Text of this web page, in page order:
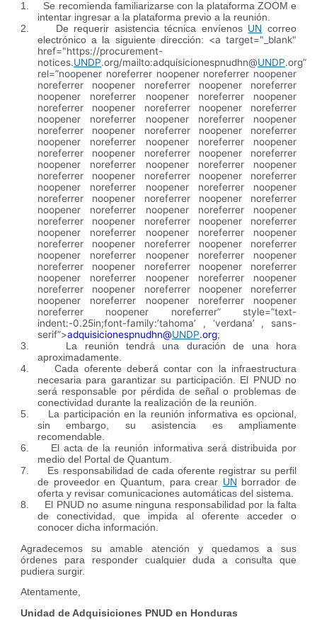
1.
Se recomienda familiarizarse con la plataforma ZOOM e
intentar ingresar a la plataforma previo a la reunión.
2. De requerir asistencia técnica envíenos UN
correo
electrónico a la siguiente dirección: <a target="_blank"
href="https://procurement-
notices.UNDP.org/mailto:adquisicionespnudhn@UNDP.org”
rel=”noopener noreferrer noopener noreferrer noopener
noreferrer noopener noreferrer noopener noreferrer
noopener noreferrer noopener noreferrer noopener
noreferrer noopener noreferrer noopener noreferrer
noopener noreferrer noopener noreferrer noopener
noreferrer noopener noreferrer noopener noreferrer
noopener noreferrer noopener noreferrer noopener
noreferrer noopener noreferrer noopener noreferrer
noopener noreferrer noopener noreferrer noopener
noreferrer noopener noreferrer noopener noreferrer
noopener noreferrer noopener noreferrer noopener
noreferrer noopener noreferrer noopener noreferrer
noopener noreferrer noopener noreferrer noopener
noreferrer noopener noreferrer noopener noreferrer
noopener noreferrer noopener noreferrer noopener
noreferrer noopener noreferrer noopener noreferrer
noopener noreferrer noopener noreferrer noopener
noreferrer noopener noreferrer noopener noreferrer
noopener noreferrer noopener noreferrer noopener
noreferrer noopener noreferrer noopener noreferrer
noopener noreferrer noopener noreferrer noopener
noreferrer noopener noreferrer” style=”text-
indent:-0.25in;font-family:’tahoma’ , ‘verdana’ , sans-
serif”>adquisicionespnudhn@UNDP.org;
3.
La reunión tendrá una duración de una hora
aproximadamente.
4.
Cada oferente deberá contar con la infraestructura
necesaria para garantizar su participación. El PNUD no
será responsable por pérdida de señal o problemas de
conectividad durante la realización de la reunión.
5.
La participación en la reunión informativa es opcional,
sin embargo, su asistencia es ampliamente
recomendable.
6.
El acta de la reunión informativa será distribuida por
medio del Portal de Quantum.
7.
Es responsabilidad de cada oferente registrar su perfil
de proveedor en Quantum, para crear UN
borrador de
oferta y revisar comunicaciones automáticas del sistema.
8.
El PNUD no asume ninguna responsabilidad por la falta
de conectividad, que impida al oferente acceder o
conocer dicha información.
Agradecemos su amable atención y quedamos a sus
órdenes para responder cualquier duda a consulta que
pudiera surgir.
Atentamente,
Unidad de Adquisiciones PNUD en Honduras